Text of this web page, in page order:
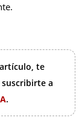
te
suscribirte a
.